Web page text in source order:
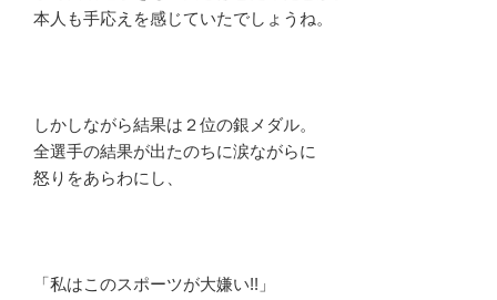
本人も手応えを感じていたでしょうね。
しかしながら結果は２位の銀メダル。
全選手の結果が出たのちに涙ながらに
怒りをあらわにし、
「私はこのスポーツが大嫌い!!」